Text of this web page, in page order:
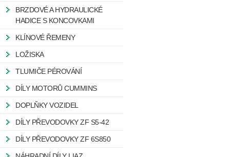
BRZDOVÉ A HYDRAULICKÉ
HADICE S KONCOVKAMI
KLÍNOVÉ ŘEMENY
LOŽISKA
TLUMIČE PÉROVÁNÍ
DÍLY MOTORŮ CUMMINS
DOPLŇKY VOZIDEL
DÍLY PŘEVODOVKY ZF S5-42
DÍLY PŘEVODOVKY ZF 6S850